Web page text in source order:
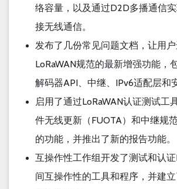
络容量，以及通过D2D多播通信
接无线通信。
发布了几份常见问题文档，让用
LoRaWAN规范的最新增强功能，
解码器API 、中继、 IPv6适配层和
启用了通过LoRaWAN认证测试工
件无线更新（FUOTA）和中继规
的功能，并推出了新的报告功能。
互操作性工作组开发了测试和认证
间互操作性的工具和程序，并建